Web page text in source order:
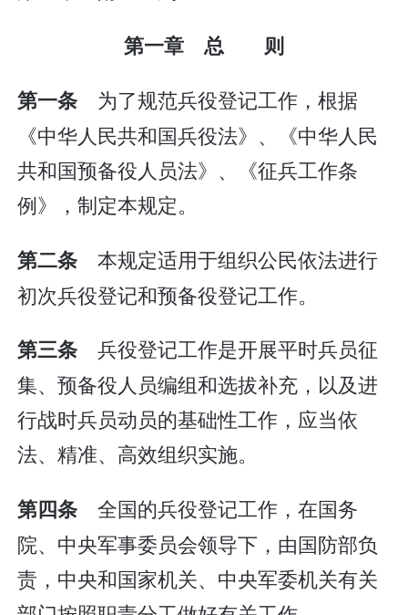
第一章 总 则
第一条 为了规范兵役登记工作，根据
《中华人民共和国兵役法》、《中华人民
共和国预备役人员法》、《征兵工作条
例》，制定本规定。
第二条本规定适用于组织公民依法进行
初次兵役登记和预备役登记工作。
第三条兵役登记工作是开展平时兵员征
集、预备役人员编组和选拔补充，以及进
行战时兵员动员的基础性工作，应当依
法、精准、高效组织实施。
第四条全国的兵役登记工作，在国务
院、中央军事委员会领导下，由国防部负
责，中央和国家机关、中央军委机关有关